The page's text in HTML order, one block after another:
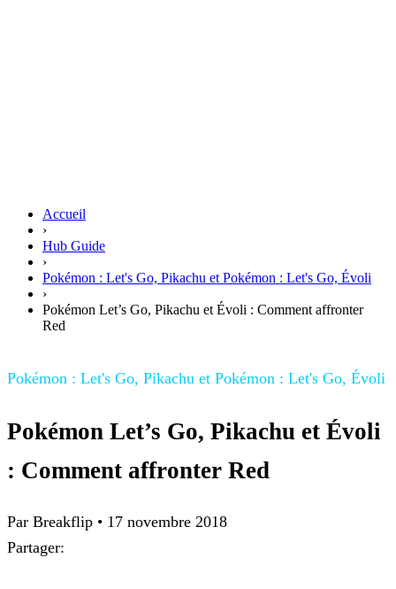
Accueil
›
Hub Guide
›
Pokémon : Let's Go, Pikachu et Pokémon : Let's Go, Évoli
›
Pokémon Let’s Go, Pikachu et Évoli : Comment affronter
Red
Pokémon : Let's Go, Pikachu et Pokémon : Let's Go, Évoli
Pokémon Let’s Go, Pikachu et Évoli
: Comment affronter Red
Par Breakflip • 17 novembre 2018
Partager: